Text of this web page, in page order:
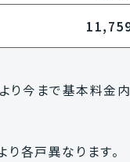
今まで基本料金
各戸異なります。